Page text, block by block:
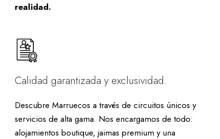
realidad.
Calidad garantizada y exclusividad.
Descubre Marruecos a través de circuitos únicos y
servicios de alta gama. Nos encargamos de todo:
alojamientos boutique, jaimas premium y una